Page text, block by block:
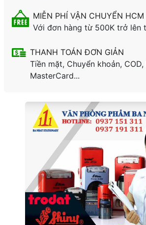
MIỄN PHÍ VẬN CHUYỂN HCM
Với đơn hàng từ 500K trở lên
THANH TOÁN ĐƠN GIẢN
Tiền mặt, Chuyển khoản,
MasterCard...